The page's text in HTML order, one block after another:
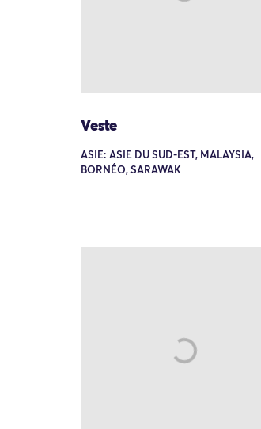
Veste
ASIE: ASIE DU SUD-EST, MALAYSIA,
BORNÉO, SARAWAK